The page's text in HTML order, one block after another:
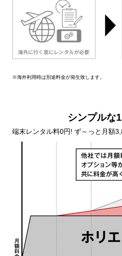
※海外利用時は別途料金が発生致します。
シンプルな
端末レンタル料0円! ず～っと月額